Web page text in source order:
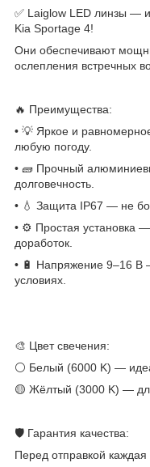
✅ Laiglow LED линзы —
Kia Sportage 4!
Они обеспечивают
ослепления встречных
🔥 Преимущества:
• 💡 Яркое и
любую погоду.
• 🧱 Прочный
долговечность.
• 💧 Защита IP67 — не
• ⚙️ Простая установка
доработок.
• 🔋 Напряжение 9–16 В
условиях.
🎨 Цвет свечения:
⚪ Белый (6000 K) —
🟡 Жёлтый (3000 K) —
🛡 Гарантия качества:
Перед отправкой каждая